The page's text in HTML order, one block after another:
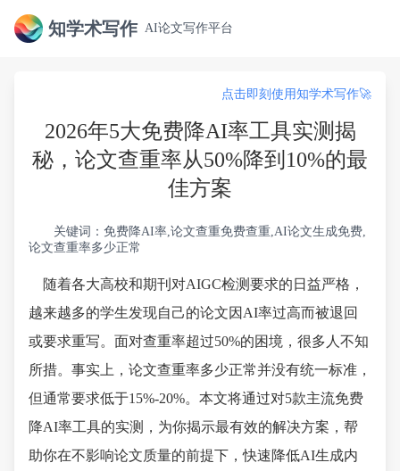
知学术写作 AI论文写作平台
点击即刻使用知学术写作🚀
2026年5大免费降AI率工具实测揭
秘，论文查重率从50%降到10%的最
佳方案
关键词：免费降AI率,论文查重免费查重,AI论文生成免费,
论文查重率多少正常
随着各大高校和期刊对AIGC检测要求的日益严格，
越来越多的学生发现自己的论文因AI率过高而被退回
或要求重写。面对查重率超过50%的困境，很多人不知
所措。事实上，论文查重率多少正常并没有统一标准，
但通常要求低于15%-20%。本文将通过对5款主流免费
降AI率工具的实测，为你揭示最有效的解决方案，帮
助你在不影响论文质量的前提下，快速降低AI生成内